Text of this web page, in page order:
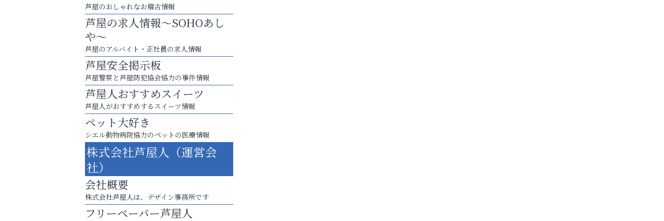
お一人おひとりに合う治療をご提案
口元から始まる、自分らしい毎日を
整体院エスコート・芦屋サロ
ン
芦屋のおしゃれなお稽古情報
芦屋の求人情報～SOHOあし
や～
芦屋のアルバイト・正社員の求人情報
芦屋安全掲示板
芦屋警察と芦屋防犯協会協力の事件情報
芦屋人おすすめスイーツ
芦屋人がおすすめするスイーツ情報
ペット大好き
シエル動物病院協力のペットの医療情報
株式会社芦屋人（運営会
社）
会社概要
株式会社芦屋人は、デザイン事務所です
フリーペーパー芦屋人